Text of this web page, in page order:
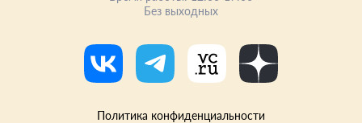
Без выходных
Политика конфиденциальности